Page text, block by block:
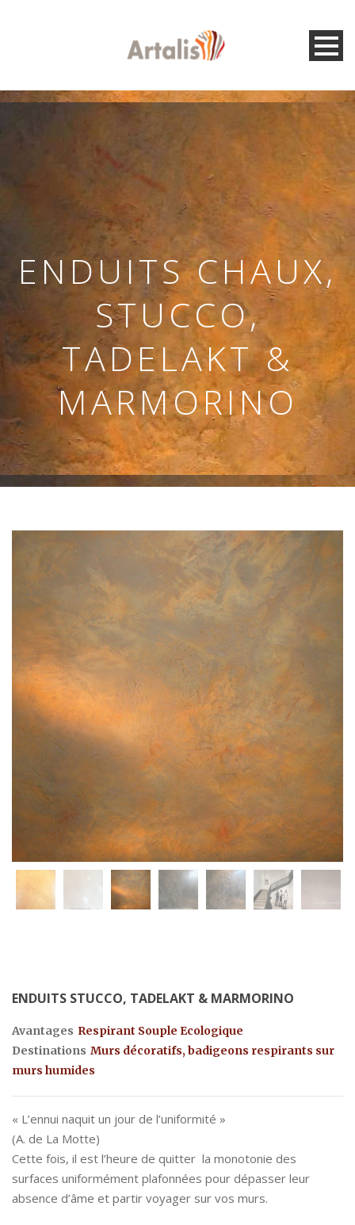
ENDUITS CHAUX,
STUCCO,
TADELAKT &
MARMORINO
ENDUITS STUCCO, TADELAKT & MARMORINO
Avantages Respirant Souple Ecologique
Destinations Murs décoratifs, badigeons respirants sur
murs humides
« L’ennui naquit un jour de l’uniformité »
(A. de La Motte)
Cette fois, il est l’heure de quitter la monotonie des
surfaces uniformément plafonnées pour dépasser leur
absence d’âme et partir voyager sur vos murs.